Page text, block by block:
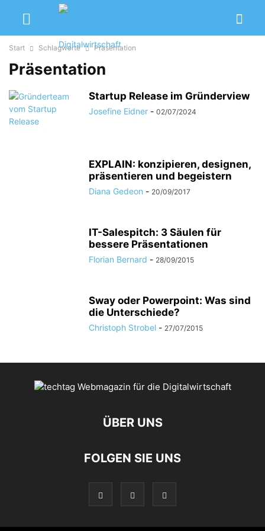
Start Schlagworte Präsentation
Präsentation
Startup Release im Gründerview
Josefine Eidner - 02/07/2024
EXPLAIN: konzipieren, designen,
präsentieren und begeistern
Diana Gedeon - 20/09/2017
IT-Salespitch: 3 Säulen für
bessere Präsentationen
Florian Bernard - 28/09/2015
Sway oder Powerpoint: Was sind
die Unterschiede?
Christoph Strobel - 27/07/2015
ÜBER UNS
FOLGEN SIE UNS